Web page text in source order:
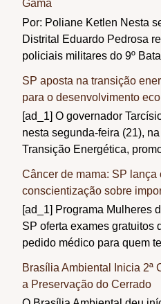
Gama
Por: Poliane Ketlen Nesta
Distrital Eduardo Pedrosa
policiais militares do 9º
SP aposta na transição
para o desenvolvimento
[ad_1] O governador
nesta segunda-feira (21),
Transição Energética,
Câncer de mama: SP lança
conscientização sobre
[ad_1] Programa Mulheres
SP oferta exames gratuitos
pedido médico para quem
Brasília Ambiental Inicia 2ª
a Preservação do Cerrado